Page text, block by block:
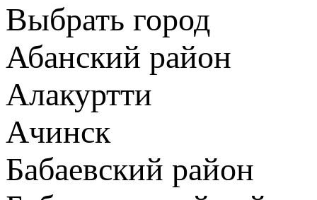
Выбрать город
Абанский район
Алакуртти
Ачинск
Бабаевский район